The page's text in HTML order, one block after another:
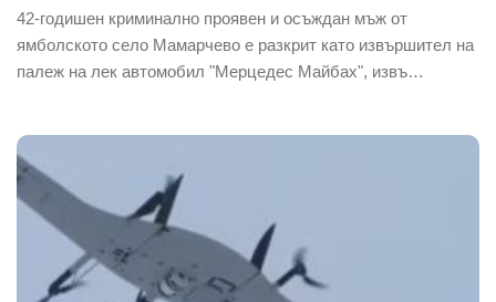
42-годишен криминално проявен и осъждан мъж от
ямболското село Мамарчево е разкрит като извършител на
палеж на лек автомобил "Мерцедес Майбах", извъ…